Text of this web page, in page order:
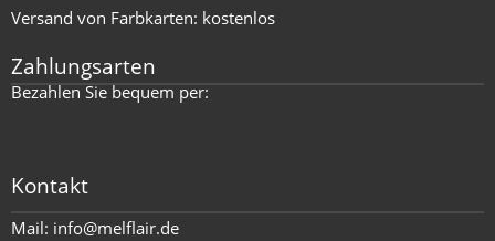
Versand von Farbkarten: kostenlos
Zahlungsarten
Bezahlen Sie bequem per:
Kontakt
Mail: info@melflair.de